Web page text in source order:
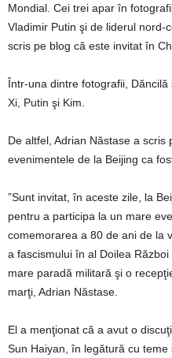
Mondial. Cei trei apar în
Vladimir Putin şi de liderul nord-
scris pe blog că este invitat în
Într-una dintre fotografii,
Xi, Putin şi Kim.
De altfel, Adrian Năstase a
evenimentele de la Beijing ca
”Sunt invitat, în aceste zile, la
pentru a participa la un mare
comemorarea a 80 de ani de la
a fascismului în al Doilea
mare paradă militară şi o
marţi, Adrian Năstase.
El a menţionat că a avut o
Sun Haiyan, în legătură cu teme